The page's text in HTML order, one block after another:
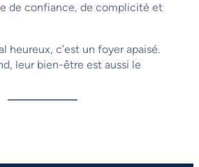
de confiance, de complicité et
heureux, c’est un foyer apaisé.
leur bien-être est aussi le